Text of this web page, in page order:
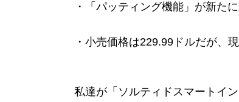
・「パッティング機能」が新た
・小売価格は229.99ドルだが、
私達が「ソルティドスマートイ